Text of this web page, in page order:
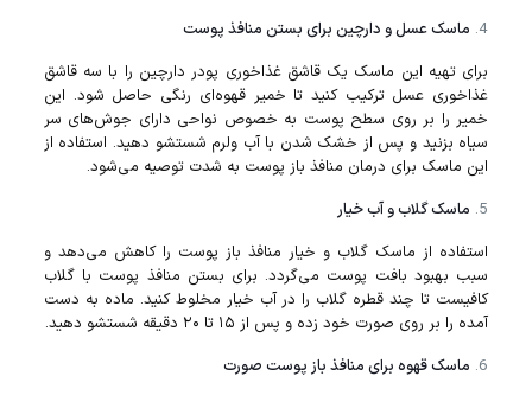
ماسک عسل و دارچین برای بستن منافذ پوست
برای تهیه این ماسک یک قاشق غذاخوری پودر دارچین را با سه قاشق
غذاخوری عسل ترکیب کنید تا خمیر قهوه‌ای رنگی حاصل شود. این
خمیر را بر روی سطح پوست به خصوص نواحی دارای جوش‌های سر
سیاه بزنید و پس از خشک شدن با آب ولرم شستشو دهید. استفاده از
این ماسک برای درمان منافذ باز پوست به شدت توصیه می‌شود.
ماسک گلاب و آب خیار
استفاده از ماسک گلاب و خیار منافذ باز پوست را کاهش می‌دهد و
سبب بهبود بافت پوست می‌گردد. برای بستن منافذ پوست با گلاب
کافیست تا چند قطره گلاب را در آب خیار مخلوط کنید. ماده به دست
آمده را بر روی صورت خود زده و پس از ۱۵ تا ۲۰ دقیقه شستشو دهید.
ماسک قهوه برای منافذ باز پوست صورت